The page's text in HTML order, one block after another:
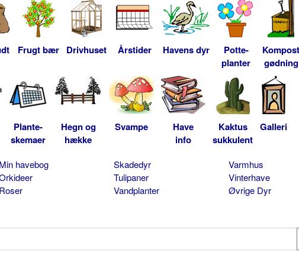
Frugt bær Drivhuset Årstider Havens dyr
Potte-
planter
Kompost
gødning
Plante-
skemaer
Hegn og
hække
Svampe
Have
info
Kaktus
sukkulent
Galleri
Min havebog
Roser
Skadedyr
Tulipaner
Vandplanter
Varmhus
Vinterhave
Øvrige Dyr